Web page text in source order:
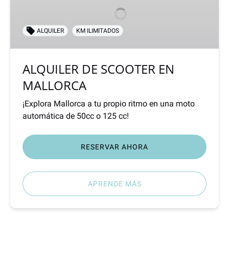
ALQUILER KM ILIMITADOS
ALQUILER DE SCOOTER EN
MALLORCA
¡Explora Mallorca a tu propio ritmo en una moto
automática de 50cc o 125 cc!
RESERVAR AHORA
APRENDE MÁS